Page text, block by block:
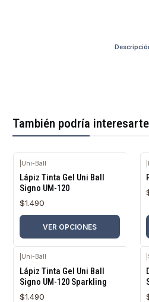
También podría
Uni-Ball
Lápiz Tinta Gel Uni Ball
Signo UM-120
$1.490
VER OPCIONES
Uni-Ball
Lápiz Tinta Gel Uni Ball
Signo UM-120 Sparkling
$1.490